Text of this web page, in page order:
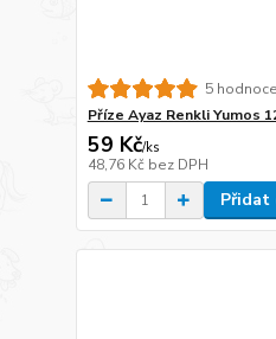
5
Příze Ayaz Renkli Yumos
59 Kč/ks
48,76 Kč bez DPH
Přidat